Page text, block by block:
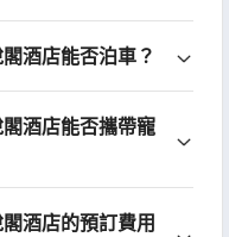
酒店能否泊車？
酒店能否攜帶寵
酒店的預訂費用